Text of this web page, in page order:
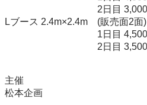
Lブース 2.4m×2.4m    (販売面2面)
主催
松本企画